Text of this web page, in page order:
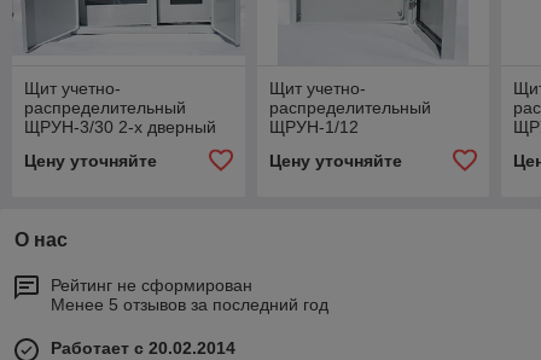
Щит учетно-
распределительный
ЩРУН-3/30 2-х дверный
Цену уточняйте
Щит учетно-
распределительный
ЩРУН-1/12
Цену уточняйте
О нас
Рейтинг не сформирован
Менее 5 отзывов за последний год
Работает с 20.02.2014